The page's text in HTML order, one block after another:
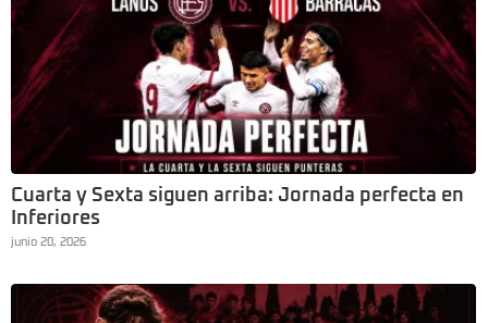
Cuarta y Sexta siguen arriba: Jornada perfecta en
Inferiores
junio 20, 2026